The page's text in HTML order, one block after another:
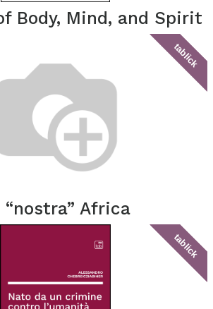
Body, Mind, and Spirit
tablick
“nostra” Africa
tablick